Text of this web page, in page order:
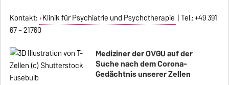
Kontakt: Klinik für Psychiatrie und Psychotherapie | Tel.: +49 391
67 – 21760
Mediziner der OVGU auf der
Suche nach dem Corona-
Gedächtnis unserer Zellen